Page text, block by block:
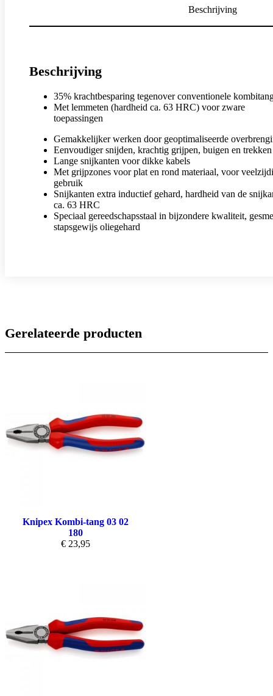
Beschrijving
Beschrijving
35% krachtbesparing tegenover conventionele
Met lemmeten (hardheid ca. 63 HRC) voor zware
toepassingen
Gemakkelijker werken door geoptimaliseerde
Eenvoudiger snijden, krachtig grijpen, buigen en trekken
Lange snijkanten voor dikke kabels
Met grijpzones voor plat en rond materiaal, voor
gebruik
Snijkanten extra inductief gehard, hardheid van de
ca. 63 HRC
Speciaal gereedschapsstaal in bijzondere kwaliteit,
stapsgewijs oliegehard
Gerelateerde producten
Knipex Kombi-tang 03 02
180
€23,95